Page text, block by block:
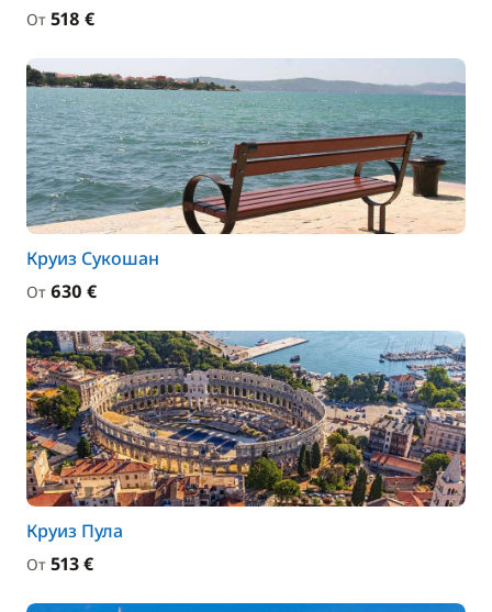
От 518 €
Круиз Сукошан
От 630 €
Круиз Пула
От 513 €